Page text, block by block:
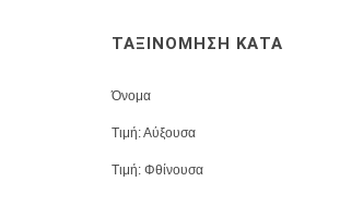
ΤΑΞΙΝΟΜΗΣΗ ΚΑΤΑ
Όνομα
Τιμή: Αύξουσα
Τιμή: Φθίνουσα